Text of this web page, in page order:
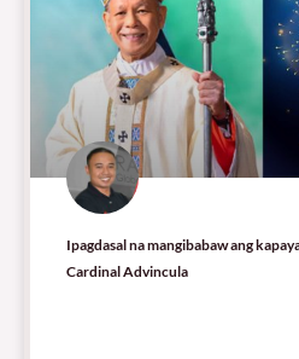
Ipagdasal na mangibabaw ang
Cardinal Advincula